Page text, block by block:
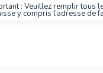
: Veuillez remplir tous
y compris l’adresse de